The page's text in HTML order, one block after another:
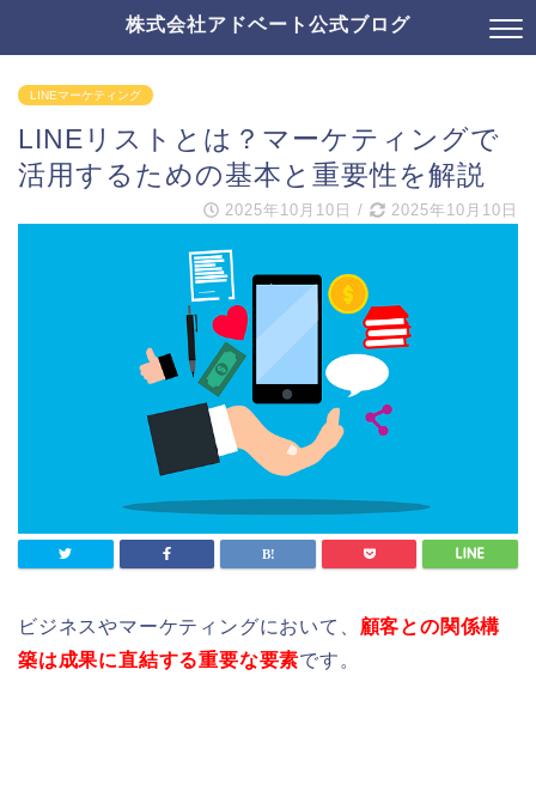
株式会社アドベート公式ブログ
LINEマーケティング
LINEリストとは？マーケティングで
活用するための基本と重要性を解説
2025年10月10日 / 2025年10月10日
ビジネスやマーケティングにおいて、 顧客との関係構
築は成果に直結する重要な要素です。